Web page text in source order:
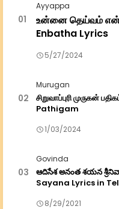
Ayyappa
உன்னை தெய்வம்
Enbatha Lyrics
5/27/2024
Murugan
சிறுவாப்புரி முருகன்
Pathigam
1/03/2024
Govinda
ఆదిసేశ అనంత శయన
Sayana Lyrics in
8/29/2021